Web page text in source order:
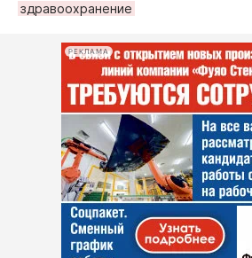
здравоохранение
РЕКЛАМА